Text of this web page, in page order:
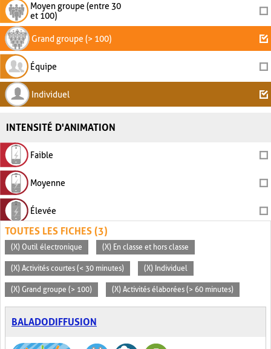
Moyen groupe (entre 30
et 100)
Grand groupe (> 100)
Équipe
Individuel
INTENSITÉ D'ANIMATION
Faible
Moyenne
Élevée
TOUTES LES FICHES (3)
(X) Outil électronique (X) En classe et hors classe
(X) Activités courtes (< 30 minutes) (X) Individuel
(X) Grand groupe (> 100) (X) Activités élaborées (> 60 minutes)
BALADODIFFUSION